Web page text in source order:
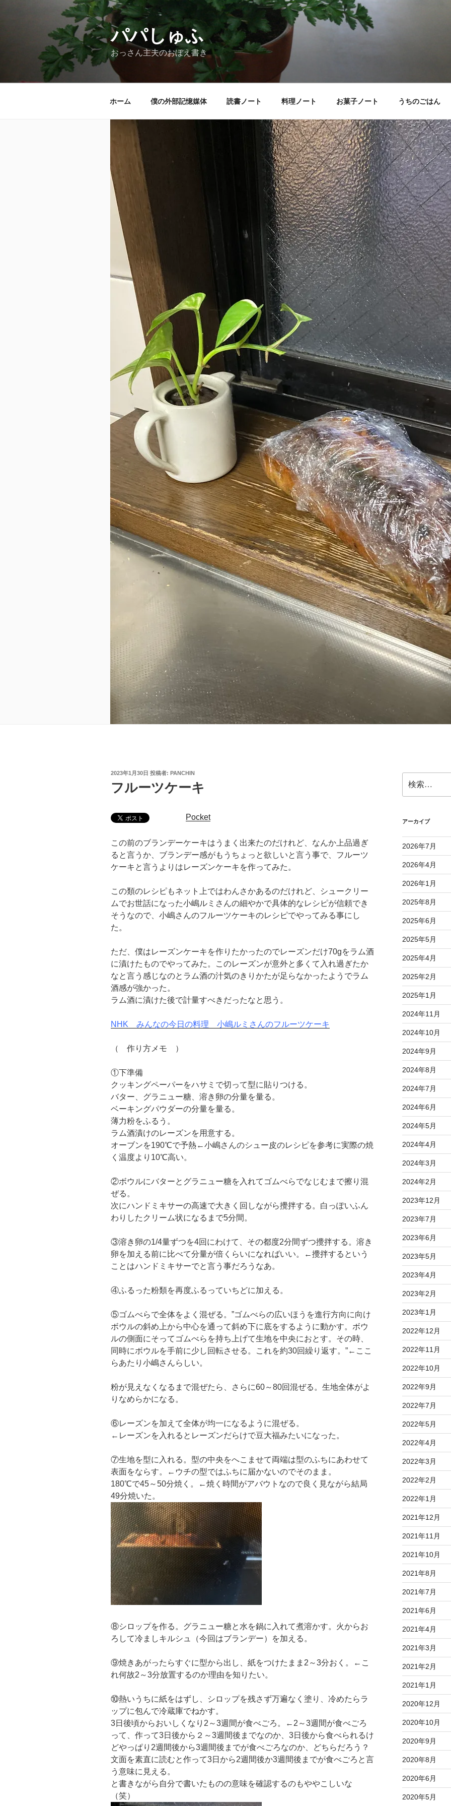
パパしゅふ
おっさん主夫のおぼえ書き
ホーム 僕の外部記憶媒体 読書ノート 料理ノート お菓子ノート うちのごはん
投
日:
2023年1月30日 投稿者: PANCHIN
フルーツケーキ
Pocket
この前のブランデーケーキはうまく出来たのだけれど、なんか上品過ぎ
ると言うか、ブランデー感がもうちょっと欲しいと言う事で、フルーツ
ケーキと言うよりはレーズンケーキを作ってみた。
この類のレシピもネット上ではわんさかあるのだけれど、シュークリー
ムでお世話になった小嶋ルミさんの細やかで具体的なレシピが信頼でき
そうなので、小嶋さんのフルーツケーキのレシピでやってみる事にし
た。
ただ、僕はレーズンケーキを作りたかったのでレーズンだけ70gをラム酒
に漬けたものでやってみた。このレーズンが意外と多くて入れ過ぎたか
なと言う感じなのとラム酒の汁気のきりかたが足らなかったようでラム
酒感が強かった。
ラム酒に漬けた後で計量すべきだったなと思う。
NHK みんなの今日の料理 小嶋ルミさんのフルーツケーキ
（ 作り方メモ ）
①下準備
クッキングペーパーをハサミで切って型に貼りつける。
バター、グラニュー糖、溶き卵の分量を量る。
ベーキングパウダーの分量を量る。
薄力粉をふるう。
ラム酒漬けのレーズンを用意する。
オーブンを190℃で予熱←小嶋さんのシュー皮のレシピを参考に実際の焼
く温度より10℃高い。
②ボウルにバターとグラニュー糖を入れてゴムべらでなじむまで擦り混
ぜる。
次にハンドミキサーの高速で大きく回しながら攪拌する。白っぽいふん
わりしたクリーム状になるまで5分間。
③溶き卵の1/4量ずつを4回にわけて、その都度2分間ずつ攪拌する。溶き
卵を加える前に比べて分量が倍くらいになればいい。←攪拌するという
ことはハンドミキサーでと言う事だろうなあ。
④ふるった粉類を再度ふるっていちどに加える。
⑤ゴムべらで全体をよく混ぜる。”ゴムべらの広いほうを進行方向に向け
ボウルの斜め上から中心を通って斜め下に底をするように動かす。ボウ
ルの側面にそってゴムべらを持ち上げて生地を中央におとす。その時、
同時にボウルを手前に少し回転させる。これを約30回繰り返す。”←ここ
らあたり小嶋さんらしい。
粉が見えなくなるまで混ぜたら、さらに60～80回混ぜる。生地全体がよ
りなめらかになる。
⑥レーズンを加えて全体が均一になるように混ぜる。
←レーズンを入れるとレーズンだらけで豆大福みたいになった。
⑦生地を型に入れる。型の中央をへこませて両端は型のふちにあわせて
表面をならす。←ウチの型ではふちに届かないのでそのまま。
180℃で45～50分焼く。←焼く時間がアバウトなので良く見ながら結局
49分焼いた。
⑧シロップを作る。グラニュー糖と水を鍋に入れて煮溶かす。火からお
ろして冷ましキルシュ（今回はブランデー）を加える。
⑨焼きあがったらすぐに型から出し、紙をつけたまま2～3分おく。←こ
れ何故2～3分放置するのか理由を知りたい。
⑩熱いうちに紙をはずし、シロップを残さず万遍なく塗り、冷めたらラ
ップに包んで冷蔵庫でねかす。
3日後頃からおいしくなり2～3週間が食べごろ。←2～3週間が食べごろ
って、作って3日後から２～3週間後までなのか、3日後から食べられるけ
どやっぱり2週間後から3週間後までが食べごろなのか、どちらだろう？
文面を素直に読むと作って3日から2週間後か3週間後までが食べごろと言
う意味に見える。
と書きながら自分で書いたものの意味を確認するのもややこしいな
（笑）
索:
アーカイブ
2026年7月
2026年4月
2026年1月
2025年8月
2025年6月
2025年5月
2025年4月
2025年2月
2025年1月
2024年11月
2024年10月
2024年9月
2024年8月
2024年7月
2024年6月
2024年5月
2024年4月
2024年3月
2024年2月
2023年12月
2023年7月
2023年6月
2023年5月
2023年4月
2023年2月
2023年1月
2022年12月
2022年11月
2022年10月
2022年9月
2022年7月
2022年5月
2022年4月
2022年3月
2022年2月
2022年1月
2021年12月
2021年11月
2021年10月
2021年8月
2021年7月
2021年6月
2021年4月
2021年3月
2021年2月
2021年1月
2020年12月
2020年10月
2020年9月
2020年8月
2020年6月
2020年5月